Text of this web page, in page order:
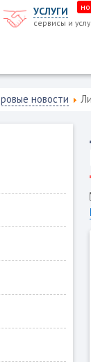
УСЛУГИ
сервисы и
новости